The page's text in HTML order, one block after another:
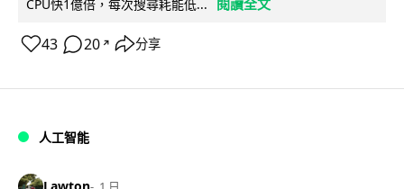
CPU快1億倍，每次搜尋耗能低...
43 20 ↗ 分享
人工智能